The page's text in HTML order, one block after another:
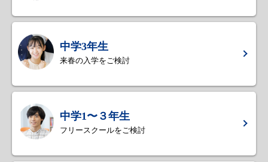
中学3年生
来春の入学をご検討
中学1〜３年生
フリースクールをご検討